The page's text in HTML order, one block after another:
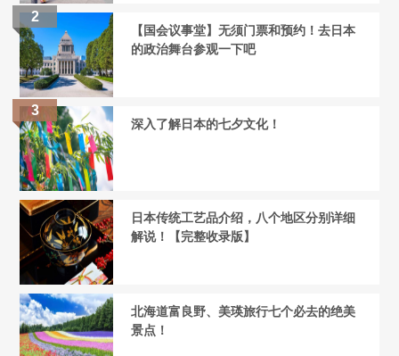
【国会议事堂】无须门票和预约！去日本
的政治舞台参观一下吧
深入了解日本的七夕文化！
日本传统工艺品介绍，八个地区分别详细
解说！【完整收录版】
北海道富良野、美瑛旅行七个必去的绝美
景点！